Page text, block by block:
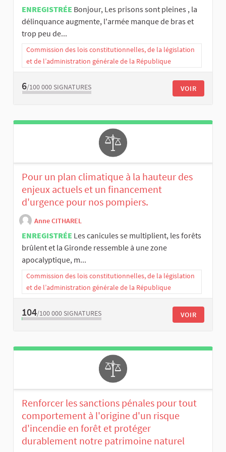
ENREGISTRÉE Bonjour, Les prisons sont pleines , la
délinquance augmente, l'armée manque de bras et
trop peu de...
Commission des lois constitutionnelles, de la législation
et de l’administration générale de la République
6/100 000 SIGNATURES VOIR
Pour un plan climatique à la hauteur des
enjeux actuels et un financement
d'urgence pour nos pompiers.
Anne CITHAREL
ENREGISTRÉE Les canicules se multiplient, les forêts
brûlent et la Gironde ressemble à une zone
apocalyptique, m...
Commission des lois constitutionnelles, de la législation
et de l’administration générale de la République
104/100 000 SIGNATURES VOIR
Renforcer les sanctions pénales pour tout
comportement à l'origine d'un risque
d'incendie en forêt et protéger
durablement notre patrimoine naturel